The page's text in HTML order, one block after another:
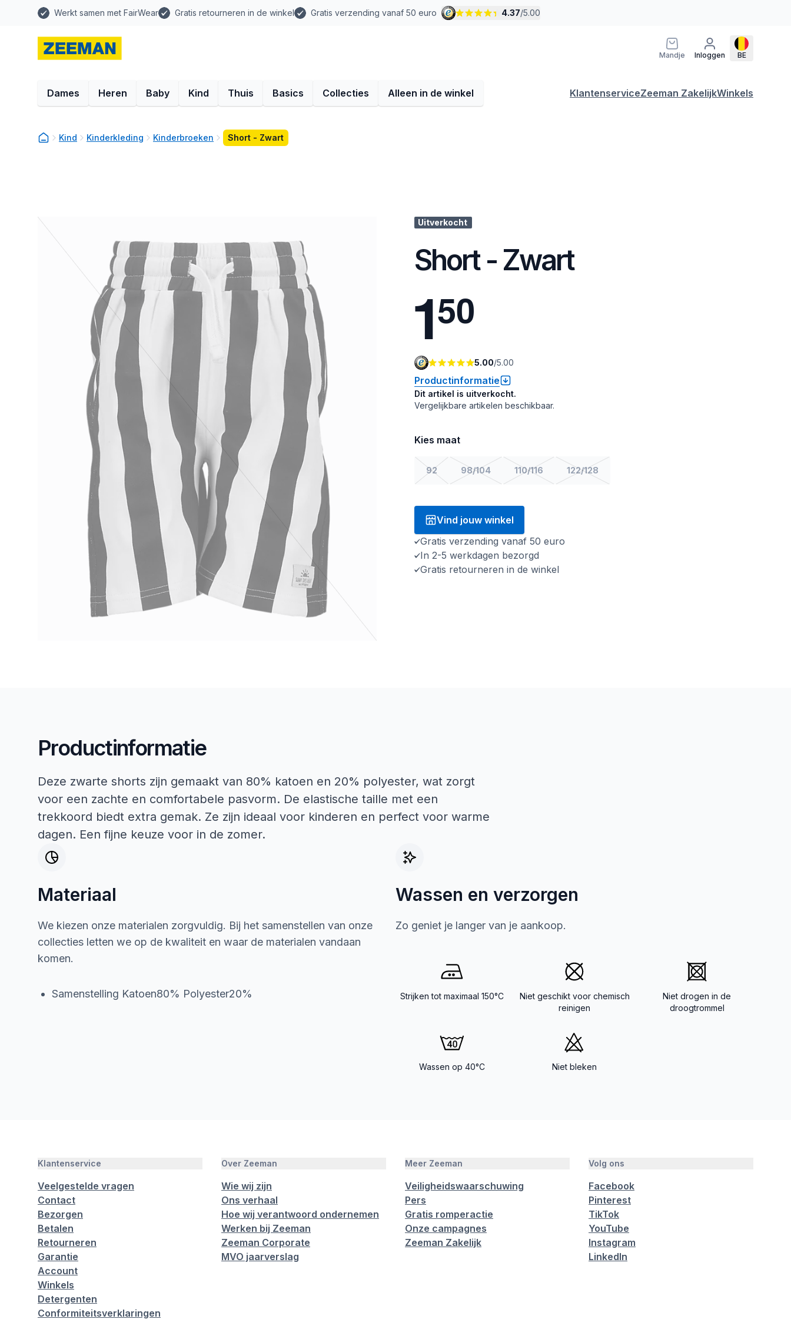
Werkt samen met FairWear Gratis retourneren in de winkel Gratis verzending vanaf 50 euro 4.37/5.00
Mandje Inloggen BE
Dames Heren Baby Kind Thuis Basics Collecties Alleen in de winkel KlantenserviceZeeman ZakelijkWinkels
Kind Kinderkleding Kinderbroeken Short - Zwart
Uitverkocht
Short - Zwart
150
5.00/5.00
Productinformatie
Dit artikel is uitverkocht.
Vergelijkbare artikelen beschikbaar.
Kies maat
92 98/104 110/116 122/128
Vind jouw winkel
Gratis verzending vanaf 50 euro
In 2-5 werkdagen bezorgd
Gratis retourneren in de winkel
Productinformatie
Deze zwarte shorts zijn gemaakt van 80% katoen en 20% polyester, wat zorgt
voor een zachte en comfortabele pasvorm. De elastische taille met een
trekkoord biedt extra gemak. Ze zijn ideaal voor kinderen en perfect voor warme
dagen. Een fijne keuze voor in de zomer.
Materiaal
We kiezen onze materialen zorgvuldig. Bij het samenstellen van onze
collecties letten we op de kwaliteit en waar de materialen vandaan
komen.
Samenstelling Katoen80% Polyester20%
Wassen en verzorgen
Zo geniet je langer van je aankoop.
Strijken tot maximaal 150°C
Niet geschikt voor chemisch
reinigen
Niet drogen in de
droogtrommel
Wassen op 40°C Niet bleken
Klantenservice
Veelgestelde vragen
Contact
Bezorgen
Betalen
Retourneren
Garantie
Account
Winkels
Detergenten
Conformiteitsverklaringen
Over Zeeman
Wie wij zijn
Ons verhaal
Hoe wij verantwoord ondernemen
Werken bij Zeeman
Zeeman Corporate
MVO jaarverslag
Meer Zeeman
Veiligheidswaarschuwing
Pers
Gratis romperactie
Onze campagnes
Zeeman Zakelijk
Volg ons
Facebook
Pinterest
TikTok
YouTube
Instagram
LinkedIn